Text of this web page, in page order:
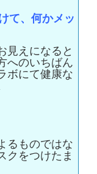
て、何かメッ
見えになると
へのいちばん
ボにて健康な
るものではな
クをつけたま